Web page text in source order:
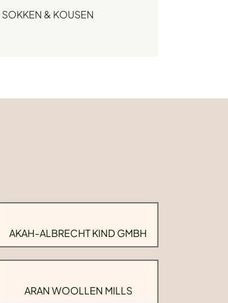
SOKKEN & KOUSEN
AKAH-ALBRECHT KIND GMBH
ARAN WOOLLEN MILLS